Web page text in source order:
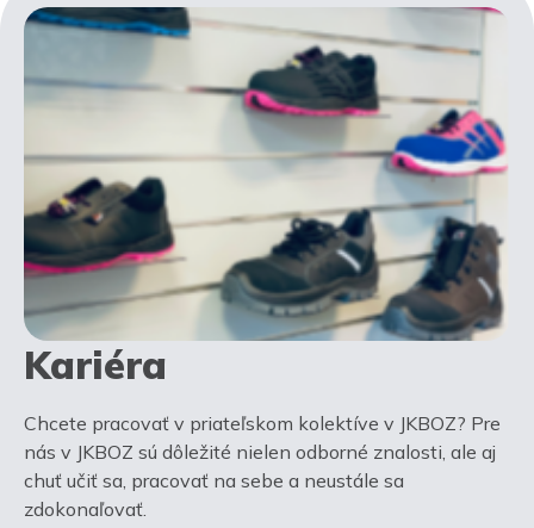
Kariéra
Chcete pracovať v priateľskom kolektíve v JKBOZ? Pre
nás v JKBOZ sú dôležité nielen odborné znalosti, ale aj
chuť učiť sa, pracovať na sebe a neustále sa
zdokonaľovať.